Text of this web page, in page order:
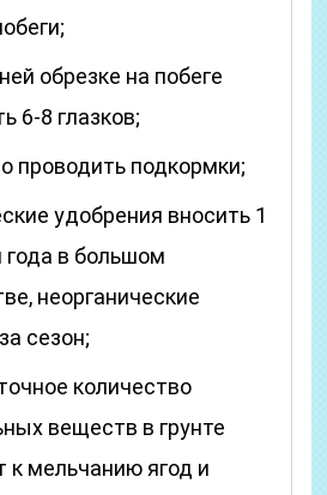
обрезке на побеге
6-8 глазков;
проводить подкормки;
удобрения вносить 1
года в большом
неорганические
сезон;
количество
веществ в грунте
к мельчанию ягод и